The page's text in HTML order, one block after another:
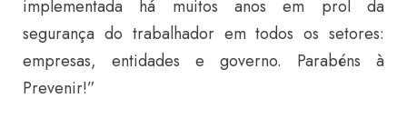
implementada há muitos anos em prol da
segurança do trabalhador em todos os setores:
empresas, entidades e governo. Parabéns à
Prevenir!”